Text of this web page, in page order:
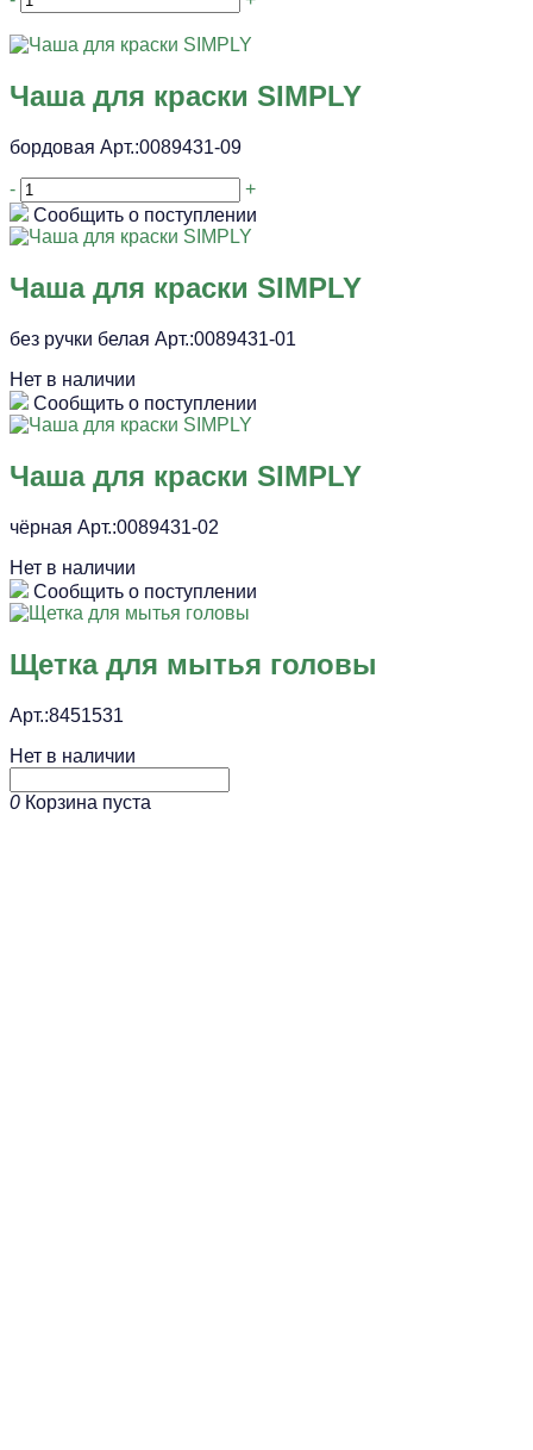
Чаша для краски SIMPLY
бордовая Арт.:0089431-09
-
+
Сообщить о поступлении
Чаша для краски SIMPLY
без ручки белая Арт.:0089431-01
Нет в наличии
Сообщить о поступлении
Чаша для краски SIMPLY
чёрная Арт.:0089431-02
Нет в наличии
Сообщить о поступлении
Щетка для мытья головы
Арт.:8451531
Нет в наличии
0 Корзина пуста